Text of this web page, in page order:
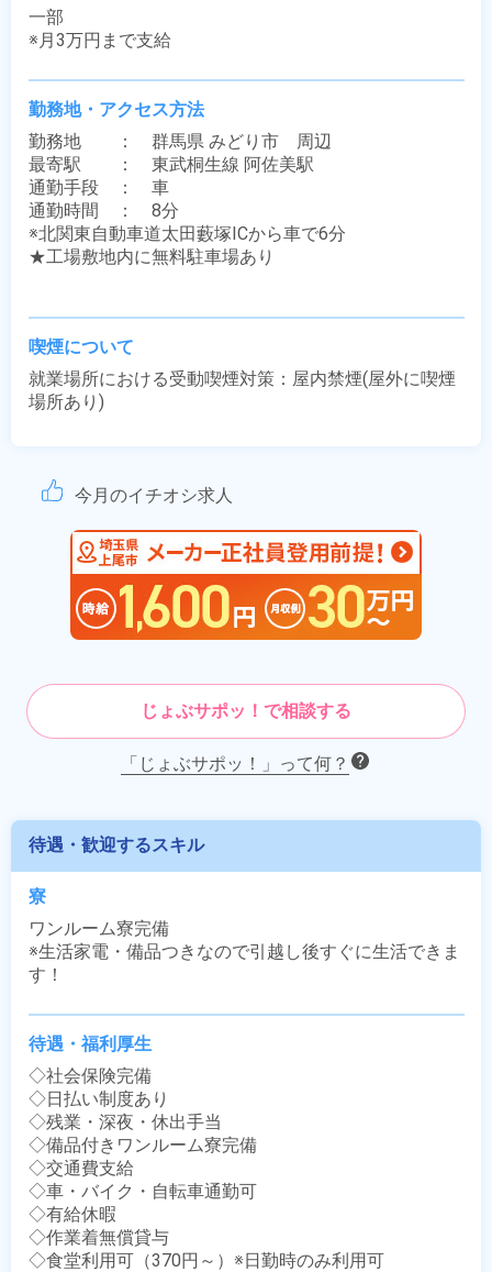
一部
※月3万円まで支給
勤務地・アクセス方法
勤務地　　：　群馬県 みどり市　周辺
最寄駅　　：　東武桐生線 阿佐美駅
通勤手段　：　車
通勤時間　：　8分
※北関東自動車道太田藪塚ICから車で6分
★工場敷地内に無料駐車場あり
喫煙について
就業場所における受動喫煙対策：屋内禁煙(屋外に喫煙
場所あり)
今月のイチオシ求人
じょぶサポッ！で相談する
「じょぶサポッ！」って何？
待遇・歓迎するスキル
寮
ワンルーム寮完備
※生活家電・備品つきなので引越し後すぐに生活できま
す！
待遇・福利厚生
◇社会保険完備
◇日払い制度あり
◇残業・深夜・休出手当
◇備品付きワンルーム寮完備
◇交通費支給
◇車・バイク・自転車通勤可
◇有給休暇
◇作業着無償貸与
◇食堂利用可（370円～）※日勤時のみ利用可